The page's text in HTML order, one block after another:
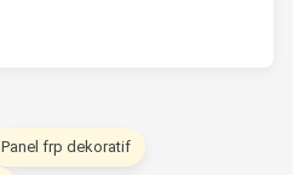
Panel frp dekoratif